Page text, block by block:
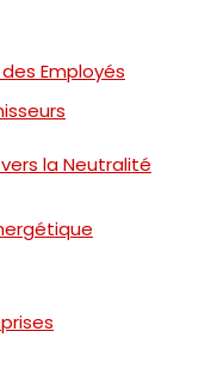
Employés
la Neutralité